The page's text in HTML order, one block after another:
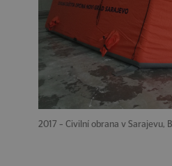
2017 – Civilní obrana v Sarajevu,